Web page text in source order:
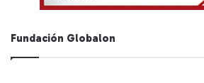
Fundación Globalon